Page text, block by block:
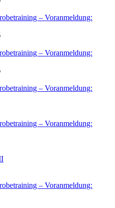
– Voranmeldung:
– Voranmeldung:
– Voranmeldung:
– Voranmeldung:
– Voranmeldung: